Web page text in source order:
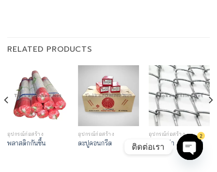
RELATED PRODUCTS
อุปกรณ์ก่อสร้าง
พลาสติกกันชื้น
อุปกรณ์ก่อสร้าง
ตะปูคอนกรีต
อุปกรณ์ก่อสร้าง
ตาข่ายถัก / ตะแกรง
สาน
ติดต่อเรา
2